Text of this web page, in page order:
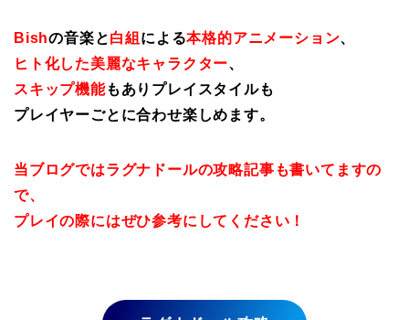
Bishの音楽と白組 による本格的アニメーション、
ヒト化した美麗なキャラクター、
スキップ機能もありプレイスタイルも
プレイヤーごとに合わせ楽しめます。
当ブログではラグナドールの攻略記事も書いてますの
で、
プレイの際にはぜひ参考にしてください！